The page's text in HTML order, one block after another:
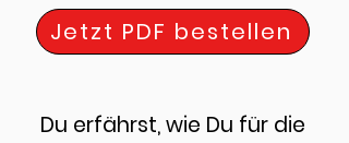
Jetzt PDF bestellen
Du erfährst, wie Du für die